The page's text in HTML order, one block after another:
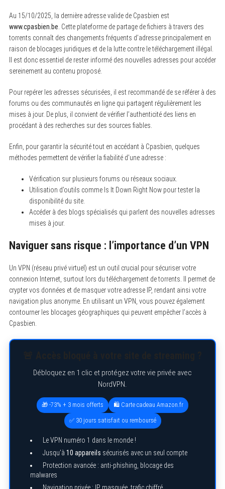
Au 15/10/2025, la dernière adresse valide de Cpasbien est
www.cpasbien.be . Cette plateforme de partage de fichiers à travers des
torrents connaît des changements fréquents d’adresse principalement en
raison de blocages juridiques et de la lutte contre le téléchargement illégal.
Il est donc essentiel de rester informé des nouvelles adresses pour accéder
sereinement au contenu proposé.
Pour repérer les adresses sécurisées, il est recommandé de se référer à des
forums ou des communautés en ligne qui partagent régulièrement les
mises à jour. De plus, il convient de vérifier l’authenticité des liens en
procédant à des recherches sur des sources fiables.
Enfin, pour garantir la sécurité tout en accédant à Cpasbien, quelques
méthodes permettent de vérifier la fiabilité d’une adresse :
Vérification sur plusieurs forums ou réseaux sociaux.
Utilisation d’outils comme Is It Down Right Now pour tester la
disponibilité du site.
Accéder à des blogs spécialisés qui parlent des nouvelles adresses
mises à jour.
Naviguer sans risque : l’importance d’un VPN
Un VPN (réseau privé virtuel) est un outil crucial pour sécuriser votre
connexion Internet, surtout lors du téléchargement de torrents. Il permet de
crypter vos données et de masquer votre adresse IP, rendant ainsi votre
navigation plus anonyme. En utilisant un VPN, vous pouvez également
contourner les blocages géographiques qui peuvent empêcher l’accès à
Cpasbien.
Débloquez en 1 clic et protégez votre vie privée avec
NordVPN.
🎁 -73% + 3 mois offerts 🛍️ Carte cadeau Amazon.fr
✅ 30 jours satisfait ou remboursé
Le VPN numéro 1 dans le monde !
Jusqu’à 10 appareils sécurisés avec un seul compte
Protection avancée : anti-phishing, blocage des
malwares